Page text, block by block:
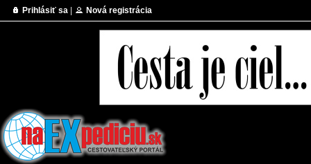
Prihlásiť sa Nová registrácia